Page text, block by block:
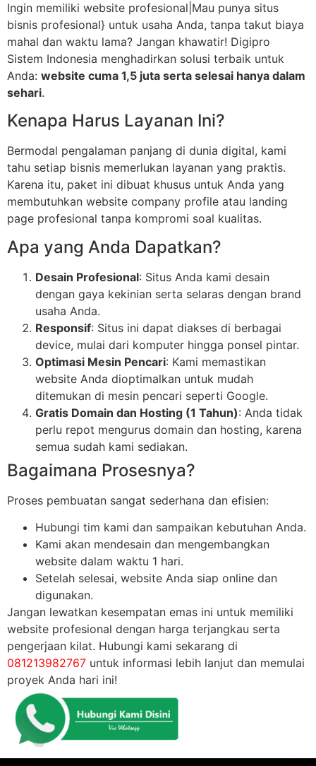
Ingin memiliki website profesional|Mau punya situs
bisnis profesional} untuk usaha Anda, tanpa takut biaya
mahal dan waktu lama? Jangan khawatir! Digipro
Sistem Indonesia menghadirkan solusi terbaik untuk
Anda: website cuma 1,5 juta serta selesai hanya dalam
sehari.
Kenapa Harus Layanan Ini?
Bermodal pengalaman panjang di dunia digital, kami
tahu setiap bisnis memerlukan layanan yang praktis.
Karena itu, paket ini dibuat khusus untuk Anda yang
membutuhkan website company profile atau landing
page profesional tanpa kompromi soal kualitas.
Apa yang Anda Dapatkan?
Desain Profesional: Situs Anda kami desain
dengan gaya kekinian serta selaras dengan brand
usaha Anda.
Responsif: Situs ini dapat diakses di berbagai
device, mulai dari komputer hingga ponsel pintar.
Optimasi Mesin Pencari: Kami memastikan
website Anda dioptimalkan untuk mudah
ditemukan di mesin pencari seperti Google.
Gratis Domain dan Hosting (1 Tahun): Anda tidak
perlu repot mengurus domain dan hosting, karena
semua sudah kami sediakan.
Bagaimana Prosesnya?
Proses pembuatan sangat sederhana dan efisien:
Hubungi tim kami dan sampaikan kebutuhan Anda.
Kami akan mendesain dan mengembangkan
website dalam waktu 1 hari.
Setelah selesai, website Anda siap online dan
digunakan.
Jangan lewatkan kesempatan emas ini untuk memiliki
website profesional dengan harga terjangkau serta
pengerjaan kilat. Hubungi kami sekarang di
081213982767 untuk informasi lebih lanjut dan memulai
proyek Anda hari ini!